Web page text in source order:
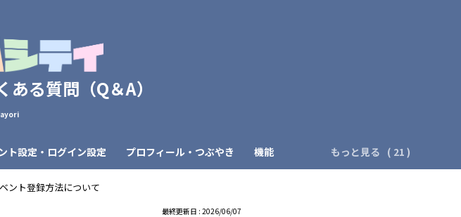
る質問（Q＆A）
ト設定・ログイン設定 プロフィール・つぶやき 機能 もっと見る
ント登録方法について
最終更新日 : 2026/06/07